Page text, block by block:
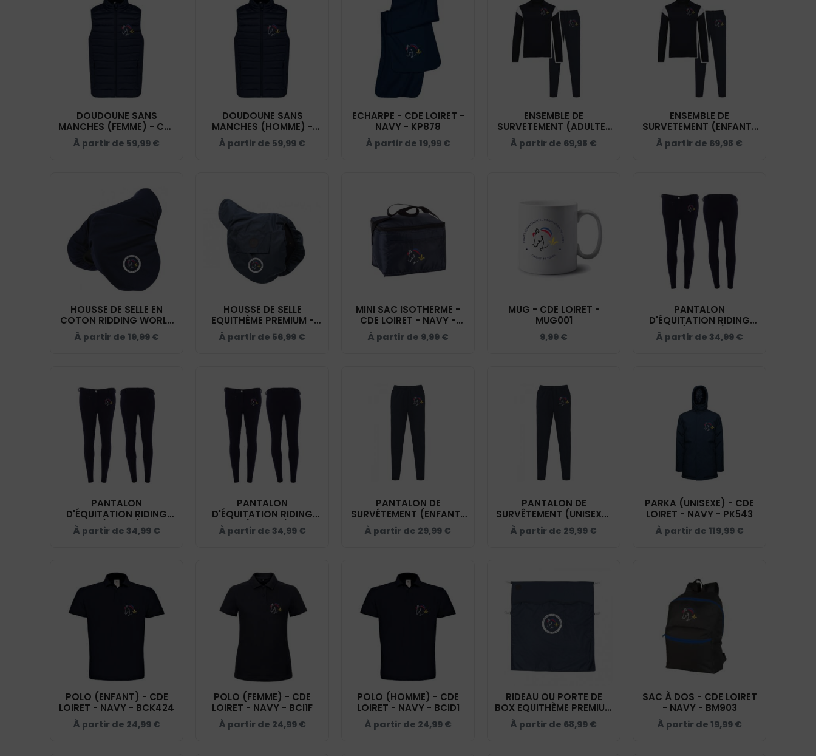
DOUDOUNE SANS
MANCHES (FEMME) - CDE
LOIRET - NAVY - K6114
À partir de 59,99 €
DOUDOUNE SANS
MANCHES (HOMME) -
CDE LOIRET - NAVY -
K6113
À partir de 59,99 €
ECHARPE - CDE LOIRET -
NAVY - KP878
À partir de 19,99 €
ENSEMBLE DE
SURVETEMENT (ADULTE)
- CDE LOIRET - NAVY -
ES001
À partir de 69,98 €
ENSEMBLE DE
SURVETEMENT (ENFANT)
- CDE LOIRET - NAVY -
ES011
À partir de 69,98 €
HOUSSE DE SELLE EN
COTON RIDDING WORLD
- CDE LOIRET - NAVY -
205100
À partir de 19,99 €
HOUSSE DE SELLE
EQUITHÈME PREMIUM -
CDE LOIRET - 938046
À partir de 56,99 €
MINI SAC ISOTHERME -
CDE LOIRET - NAVY -
KI0345
À partir de 9,99 €
MUG - CDE LOIRET -
MUG001
9,99 €
PANTALON
D'ÉQUITATION RIDING
WORLD (ENFANT) - CDE
LOIRET - NAVY - 989400
À partir de 34,99 €
PANTALON
D'ÉQUITATION RIDING
WORLD (FEMME) - CDE
LOIRET - NAVY - 989402
À partir de 34,99 €
PANTALON
D'ÉQUITATION RIDING
WORLD (HOMME) - CDE
LOIRET - NAVY - 989404
À partir de 34,99 €
PANTALON DE
SURVÊTEMENT (ENFANT)
- CDE LOIRET - NAVY -
PA1041
À partir de 29,99 €
PANTALON DE
SURVÊTEMENT (UNISEXE)
- CDE LOIRET - NAVY -
PA1040
À partir de 29,99 €
PARKA (UNISEXE) - CDE
LOIRET - NAVY - PK543
À partir de 119,99 €
POLO (ENFANT) - CDE
LOIRET - NAVY - BCK424
À partir de 24,99 €
POLO (FEMME) - CDE
LOIRET - NAVY - BCI1F
À partir de 24,99 €
POLO (HOMME) - CDE
LOIRET - NAVY - BCID1
À partir de 24,99 €
RIDEAU OU PORTE DE
BOX EQUITHÈME PREMIUM
- CDE LOIRET - NAVY -
RP001
À partir de 68,99 €
SAC À DOS - CDE LOIRET
- NAVY - BM903
À partir de 19,99 €